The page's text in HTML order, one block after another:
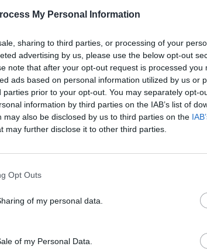
My Personal Information
sharing to third parties, or processing of your
advertising by us, please use the below opt-out
note that after your opt-out request is processed you
ads based on personal information utilized by us or
parties prior to your opt-out. You may separately opt-
information by third parties on the IAB’s list of
may also be disclosed by us to third parties on the
may further disclose it to other third parties.
Opt Outs
of my personal data.
of my Personal Data.
Που